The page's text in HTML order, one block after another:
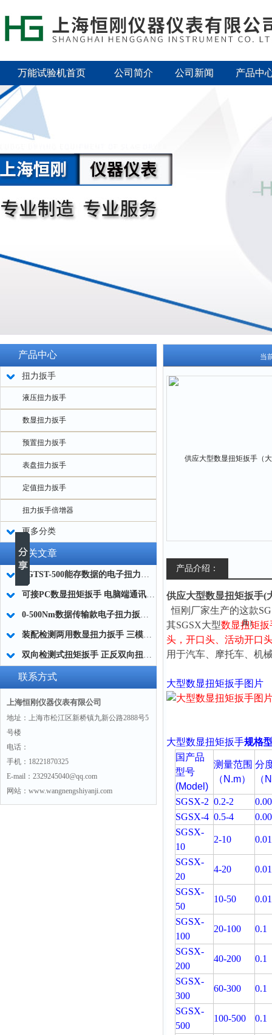
万能试验机首页 公司简介 公司新闻 产品中
产品中心
扭力扳手
液压扭力扳手
数显扭力扳手
预置扭力扳手
表盘扭力扳手
定值扭力扳手
扭力扳手倍增器
更多分类
相关文章
SGTST-500能存数据的电子扭力扳手 带工作记录的智能扭力扳手厂家
可接PC数显扭矩扳手 电脑端通讯力矩扳手 数据上传电脑电子扭力扳手厂家
0-500Nm数据传输款电子扭力扳手,信号输出追溯扭矩值的扭矩扳手
装配检测两用数显扭力扳手 三模式切换扭矩扳手 工业紧固测量力矩扳手品牌
双向检测式扭矩扳手 正反双向扭力测试检测扳手 正旋反旋力矩扳手厂家
联系方式
上海恒刚仪器仪表有限公司
地址：上海市松江区新桥镇九新公路2888号5
号楼
电话：
手机：18221870325
E-mail：2329245040@qq.com
网站：www.wangnengshiyanji.com
当
产品介绍：
供应大型数显扭矩扳手(
恒刚 厂家生产的这款
其SGSX大型数显扭矩扳
头， 开口头、活动开口
用于汽车、摩托车、机
大型数显扭矩扳手图片
大型数显扭矩扳手规格
国产品
型号
(Model)
测量范围
（N.m）
分
（
SGSX-2 0.2-2
SGSX-4 0.5-4
SGSX-
10
2-10 0.01
SGSX-
20
4-20 0.01
SGSX-
50
10-50 0.01
SGSX-
100
20-100 0.1
SGSX-
200
40-200 0.1
SGSX-
300
60-300 0.1
SGSX-
500
100-500 0.1